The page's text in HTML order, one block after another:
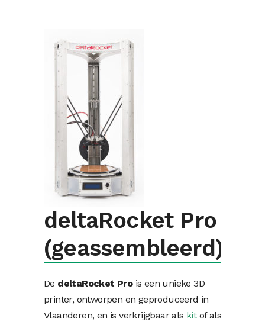
deltaRocket Pro
(geassembleerd)
De deltaRocket Prois een unieke 3D
printer, ontworpen en geproduceerd in
Vlaanderen, en is verkrijgbaar als kitof als